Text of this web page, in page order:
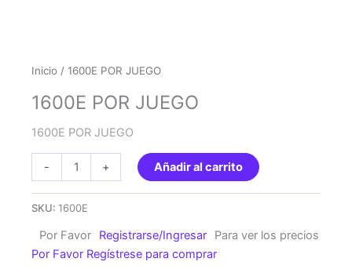
Inicio / 1600E POR JUEGO
1600E POR JUEGO
1600E POR JUEGO
-
POR
+ Añadir al carrito
SKU: 1600E
Por Favor Registrarse/Ingresar
Para ver los precios
Por Favor Regístrese para comprar